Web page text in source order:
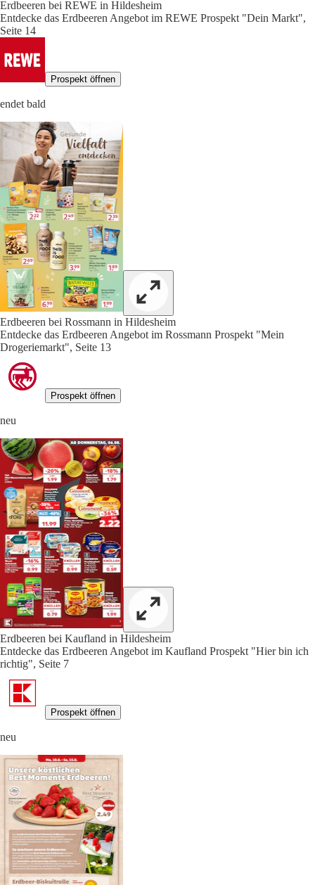
Erdbeeren bei REWE in Hildesheim
Entdecke das Erdbeeren Angebot im REWE Prospekt "Dein Markt",
Seite 14
Prospekt öffnen
endet bald
Erdbeeren bei Rossmann in Hildesheim
Entdecke das Erdbeeren Angebot im Rossmann Prospekt "Mein
Drogeriemarkt", Seite 13
Prospekt öffnen
neu
Erdbeeren bei Kaufland in Hildesheim
Entdecke das Erdbeeren Angebot im Kaufland Prospekt "Hier bin ich
richtig", Seite 7
Prospekt öffnen
neu